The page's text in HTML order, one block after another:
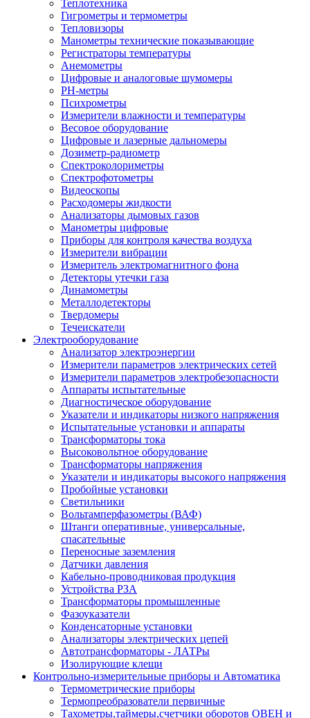
Теплотехника
Гигрометры и термометры
Тепловизоры
Манометры технические показывающие
Регистраторы температуры
Анемометры
Цифровые и аналоговые шумомеры
PH-метры
Психрометры
Измерители влажности и температуры
Весовое оборудование
Цифровые и лазерные дальномеры
Дозиметр-радиометр
Спектроколориметры
Спектрофотометры
Видеоскопы
Расходомеры жидкости
Анализаторы дымовых газов
Манометры цифровые
Приборы для контроля качества воздуха
Измерители вибрации
Измеритель электромагнитного фона
Детекторы утечки газа
Динамометры
Металлодетекторы
Твердомеры
Течеискатели
Электрооборудование
Анализатор электроэнергии
Измерители параметров электрических сетей
Измерители параметров электробезопасности
Аппараты испытательные
Диагностическое оборудование
Указатели и индикаторы низкого напряжения
Испытательные установки и аппараты
Трансформаторы тока
Высоковольтное оборудование
Трансформаторы напряжения
Указатели и индикаторы высокого напряжения
Пробойные установки
Светильники
Вольтамперфазометры (ВАФ)
Штанги оперативные, универсальные,
спасательные
Переносные заземления
Датчики давления
Кабельно-проводниковая продукция
Устройства РЗА
Трансформаторы промышленные
Фазоуказатели
Конденсаторные установки
Анализаторы электрических цепей
Автотрансформаторы - ЛАТРы
Изолирующие клещи
Контрольно-измерительные приборы и Автоматика
Термометрические приборы
Термопреобразователи первичные
Тахометры,таймеры,счетчики оборотов ОВЕН и